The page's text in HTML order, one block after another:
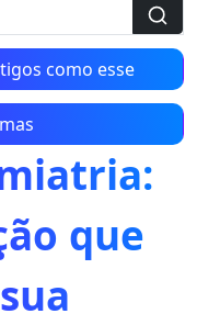
como esse
que